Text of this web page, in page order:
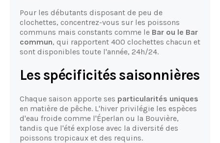
Pour les débutants disposant de peu de
clochettes, concentrez-vous sur les poissons
communs mais constants comme le Bar ou le Bar
commun, qui rapportent 400 clochettes chacun et
sont disponibles toute l'année, 24h/24.
Les spécificités saisonnières
Chaque saison apporte ses particularités uniques
en matière de pêche. L'hiver privilégie les espèces
d'eau froide comme l'Éperlan ou la Bouvière,
tandis que l'été explose avec la diversité des
poissons tropicaux et des requins.